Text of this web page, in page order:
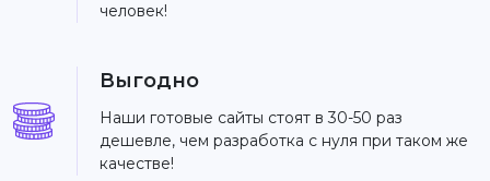
человек!
Выгодно
Наши готовые сайты стоят в 30-50 раз
дешевле, чем разработка с нуля при таком же
качестве!